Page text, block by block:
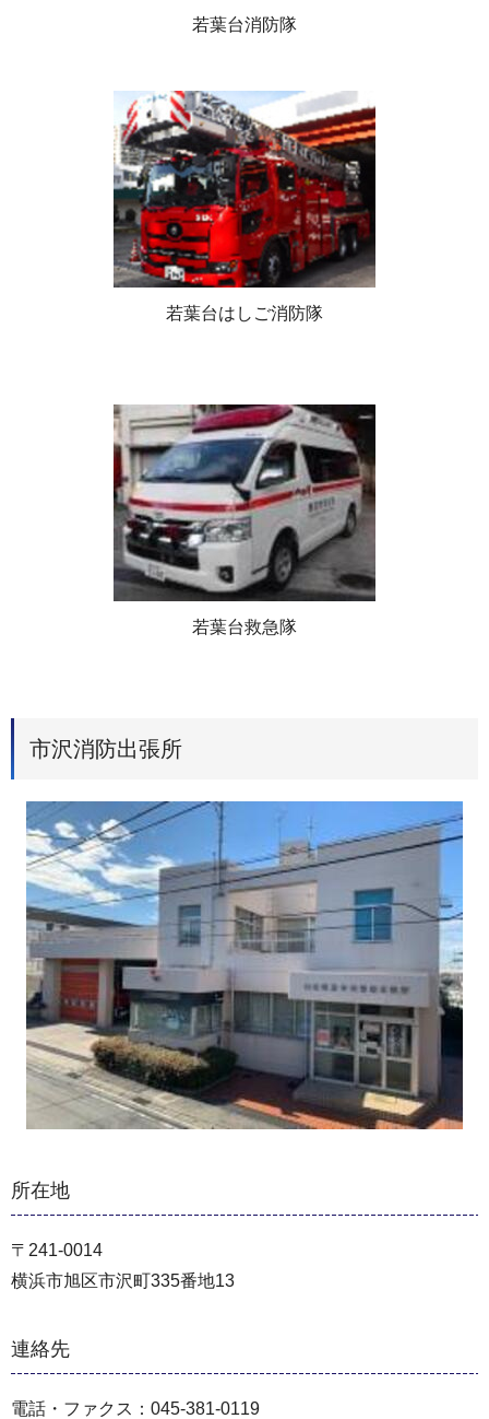
若葉台消防隊
若葉台はしご消防隊
若葉台救急隊
市沢消防出張所
所在地
〒241-0014
横浜市旭区市沢町335番地13
連絡先
電話・ファクス：045-381-0119